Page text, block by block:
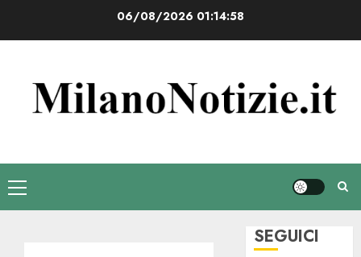
06/08/2026 01:14:59
Menu
principale
SEGUICI